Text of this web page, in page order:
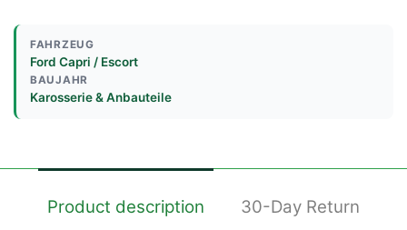
FAHRZEUG
Ford Capri / Escort
BAUJAHR
Karosserie & Anbauteile
Product description 30-Day Return